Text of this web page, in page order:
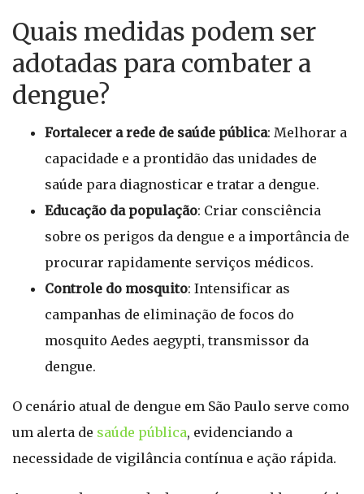
Quais medidas podem ser
adotadas para combater a
dengue?
Fortalecer a rede de saúde pública: Melhorar a
capacidade e a prontidão das unidades de
saúde para diagnosticar e tratar a dengue.
Educação da população: Criar consciência
sobre os perigos da dengue e a importância de
procurar rapidamente serviços médicos.
Controle do mosquito: Intensificar as
campanhas de eliminação de focos do
mosquito Aedes aegypti, transmissor da
dengue.
O cenário atual de dengue em São Paulo serve como
um alerta de saúde pública, evidenciando a
necessidade de vigilância contínua e ação rápida.